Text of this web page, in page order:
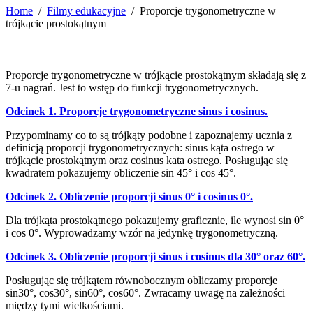
Home / Filmy edukacyjne / Proporcje trygonometryczne w
trójkącie prostokątnym
Proporcje trygonometryczne w trójkącie prostokątnym składają się z
7-u nagrań. Jest to wstęp do funkcji trygonometrycznych.
Odcinek 1. Proporcje trygonometryczne sinus i cosinus.
Przypominamy co to są trójkąty podobne i zapoznajemy ucznia z
definicją proporcji trygonometrycznych: sinus kąta ostrego w
trójkącie prostokątnym oraz cosinus kata ostrego. Posługując się
kwadratem pokazujemy obliczenie sin 45° i cos 45°.
Odcinek 2. Obliczenie proporcji sinus 0° i cosinus 0°.
Dla trójkąta prostokątnego pokazujemy graficznie, ile wynosi sin 0°
i cos 0°. Wyprowadzamy wzór na jedynkę trygonometryczną.
Odcinek 3. Obliczenie proporcji sinus i cosinus dla 30° oraz 60°.
Posługując się trójkątem równobocznym obliczamy proporcje
sin30°, cos30°, sin60°, cos60°. Zwracamy uwagę na zależności
między tymi wielkościami.